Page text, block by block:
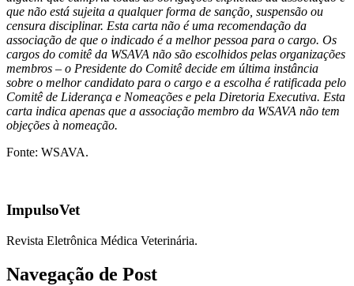
que não está sujeita a qualquer forma de sanção, suspensão ou
censura disciplinar. Esta carta não é uma recomendação da
associação de que o indicado é a melhor pessoa para o cargo. Os
cargos do comitê da WSAVA não são escolhidos pelas organizações
membros – o Presidente do Comitê decide em última instância
sobre o melhor candidato para o cargo e a escolha é ratificada pelo
Comitê de Liderança e Nomeações e pela Diretoria Executiva. Esta
carta indica apenas que a associação membro da WSAVA não tem
objeções à nomeação.
Fonte: WSAVA.
ImpulsoVet
Revista Eletrônica Médica Veterinária.
Navegação de Post